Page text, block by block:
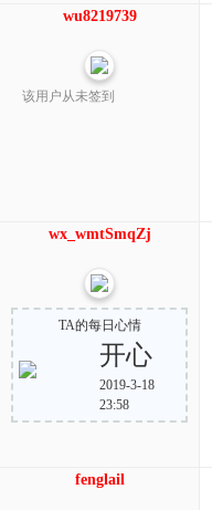
wu8219739
该用户从未签到
wx_wmtSmqZj
TA的每日心情
开心
2019-3-18
23:58
fenglail